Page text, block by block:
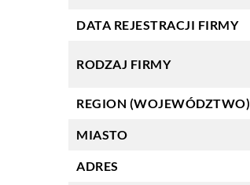
DATA REJESTRACJI FIRMY
RODZAJ FIRMY
REGION (WOJEWÓDZTWO)
MIASTO
ADRES